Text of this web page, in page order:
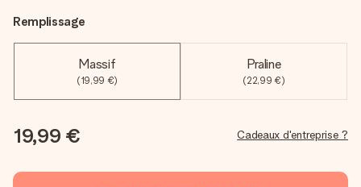
Remplissage
Massif
(19,99 €)
Praline
(22,99 €)
19,99 € Cadeaux d'entreprise ?